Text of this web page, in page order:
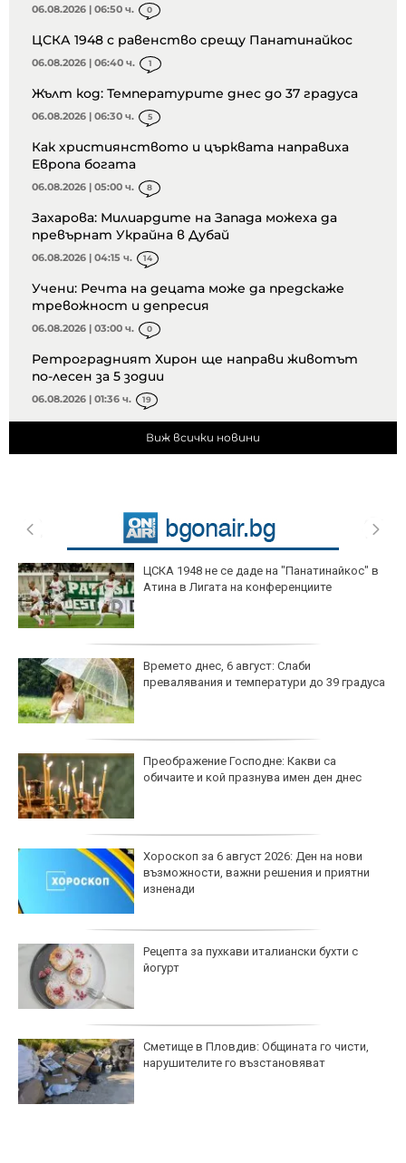
06.08.2026 | 06:50 ч. 0
ЦСКА 1948 с равенство срещу Панатинайкос
06.08.2026 | 06:40 ч. 1
Жълт код: Температурите днес до 37 градуса
06.08.2026 | 06:30 ч. 5
Как християнството и църквата направиха
Европа богата
06.08.2026 | 05:00 ч. 8
Захарова: Милиардите на Запада можеха да
превърнат Украйна в Дубай
06.08.2026 | 04:15 ч. 14
Учени: Речта на децата може да предскаже
тревожност и депресия
06.08.2026 | 03:00 ч. 0
Ретроградният Хирон ще направи животът
по-лесен за 5 зодии
06.08.2026 | 01:36 ч. 19
Виж всички новини
Макаби Тел Авив - ЦСКА
Спортът по телевизията днес, 6 август
Мачовете по телевизията днес, 6 август
ЦСКА 1948 измъкна ценно реми срещу
Панатинайкос в Атина
Левски трепери и за Евертон Бала
Кайрат разпродаде стадиона за реванша с
Левски